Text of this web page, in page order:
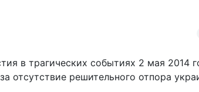
в трагических событиях 2 мая 2014
отсутствие решительного отпора